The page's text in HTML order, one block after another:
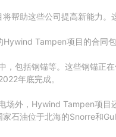
帮助这些公司提高新能力。
Tampen项目的合同
，包括钢锚等。这些钢锚正
年底完成。
场外，Hywind Tampen项
石油位于北海的Snorre和